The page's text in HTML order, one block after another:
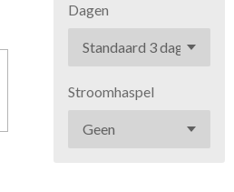
Dagen
Stroomhaspel